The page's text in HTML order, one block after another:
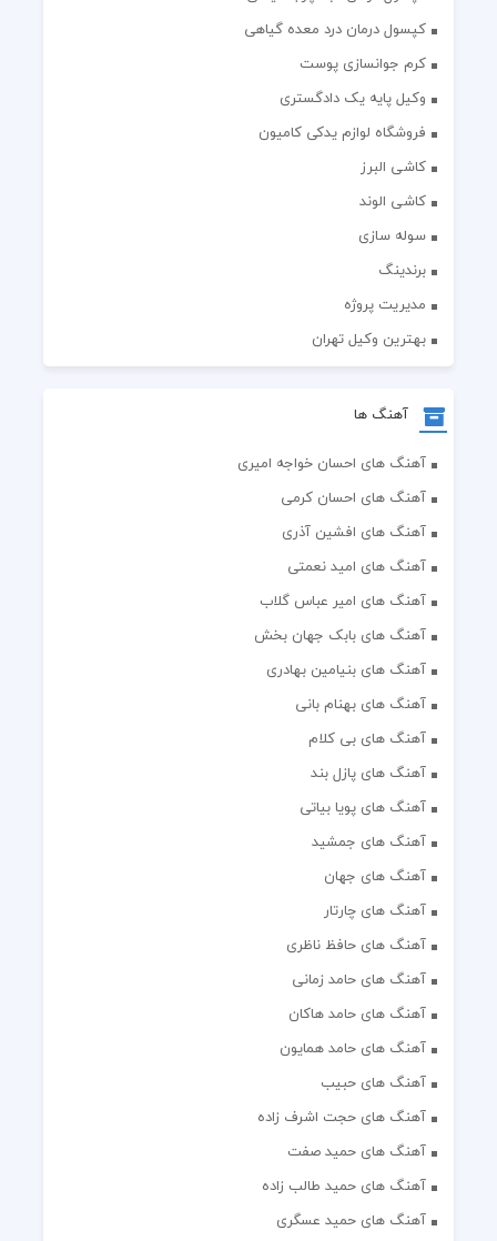
کپسول درمان درد معده گیاهی
کرم جوانسازی پوست
وکیل پایه یک دادگستری
فروشگاه لوازم یدکی کامیون
کاشی البرز
کاشی الوند
سوله سازی
برندینگ
مدیریت پروژه
بهترین وکیل تهران
آهنگ ها
آهنگ های احسان خواجه امیری
آهنگ های احسان کرمی
آهنگ های افشین آذری
آهنگ های امید نعمتی
آهنگ های امیر عباس گلاب
آهنگ های بابک جهان بخش
آهنگ های بنیامین بهادری
آهنگ های بهنام بانی
آهنگ های بی کلام
آهنگ های پازل بند
آهنگ های پویا بیاتی
آهنگ های جمشید
آهنگ های جهان
آهنگ های چارتار
آهنگ های حافظ ناظری
آهنگ های حامد زمانی
آهنگ های حامد هاکان
آهنگ های حامد همایون
آهنگ های حبیب
آهنگ های حجت اشرف زاده
آهنگ های حمید صفت
آهنگ های حمید طالب زاده
آهنگ های حمید عسگری